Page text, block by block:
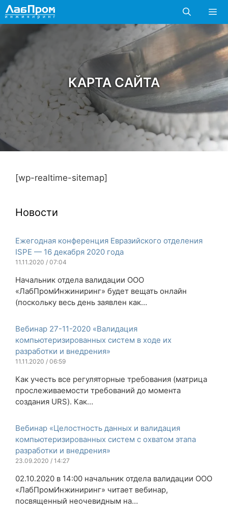
Перейти
содержимому
КАРТА САЙТА
[wp-realtime-sitemap]
Новости
Ежегодная конференция Евразийского отделения
ISPE — 16 декабря 2020 года
11.11.2020 / 07:04
Начальник отдела валидации ООО
«ЛабПромИнжиниринг» будет вещать онлайн
(поскольку весь день заявлен как…
Вебинар 27-11-2020 «Валидация
компьютеризированных систем в ходе их
разработки и внедрения»
11.11.2020 / 06:59
Как учесть все регуляторные требования (матрица
прослеживаемости требований до момента
создания URS). Как…
Вебинар «Целостность данных и валидация
компьютеризированных систем с охватом этапа
разработки и внедрения»
23.09.2020 / 14:27
02.10.2020 в 14:00 начальник отдела валидации ООО
«ЛабПромИнжиниринг» читает вебинар,
посвященный неочевидным на…